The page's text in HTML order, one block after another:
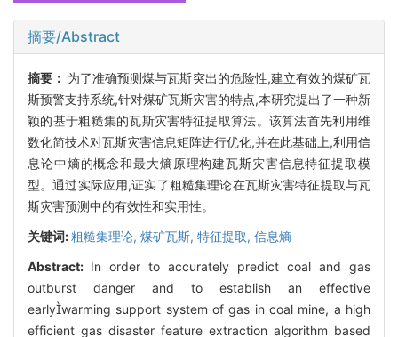
摘要/Abstract
摘要： 为了准确预测煤与瓦斯突出的危险性,建立有效的煤矿瓦
斯预警支持系统,针对煤矿瓦斯灾害的特点,本研究提出了一种新
颖的基于粗糙集的瓦斯灾害特征提取算法。该算法首先利用维
数化简技术对瓦斯灾害信息矩阵进行优化,并在此基础上,利用信
息论中熵的概念和最大熵原理构建瓦斯灾害信息特征提取模
型。通过实际应用,证实了粗糙集理论在瓦斯灾害特征提取与瓦
斯灾害预测中的有效性和实用性。
关键词:粗糙集理论, 煤矿瓦斯, 特征提取, 信息熵
Abstract: In order to accurately predict coal and gas
outburst danger and to establish an effective
earlywarming support system of gas in coal mine, a high
efficient gas disaster feature extraction algorithm based